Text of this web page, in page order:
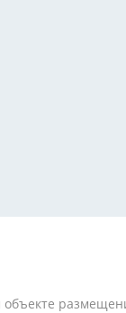
объекте